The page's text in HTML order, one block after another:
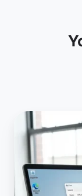
versão
mais
recente
do
ezeep